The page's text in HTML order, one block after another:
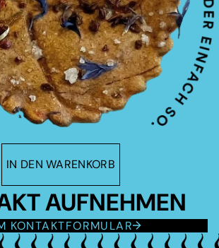
IN DEN WARENKORB
AUFNEHMEN
KONTAKTFORMULAR